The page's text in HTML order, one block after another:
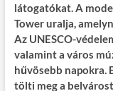
látogatókat. A
Tower uralja,
Az UNESCO-
valamint a város
hűvösebb napokra.
tölti meg a